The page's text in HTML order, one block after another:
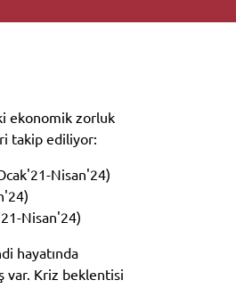
ekonomik zorluk
takip ediliyor:
Nisan'24)
Nisan'24)
hayatında
var. Kriz beklentisi